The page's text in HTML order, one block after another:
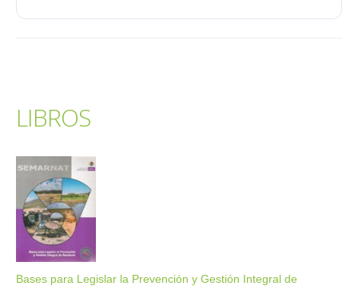
LIBROS
Bases para Legislar la Prevención y Gestión Integral de